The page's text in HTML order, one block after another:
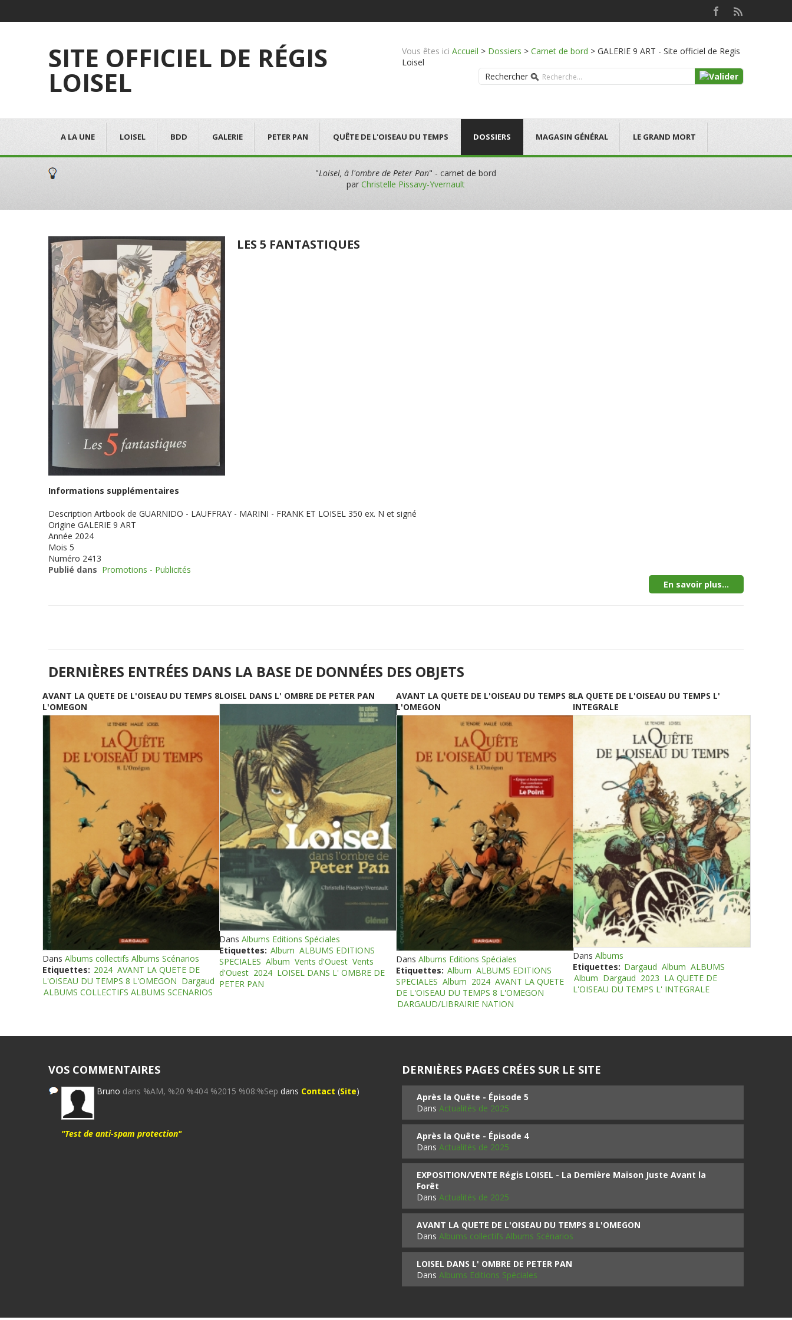
SITE OFFICIEL DE RÉGIS
LOISEL
Vous êtes ici Accueil > Dossiers > Carnet de bord > GALERIE 9 ART - Site officiel de Regis
Loisel
Rechercher
A LA UNE LOISEL BDD GALERIE PETER PAN QUÊTE DE L'OISEAU DU TEMPS DOSSIERS MAGASIN GÉNÉRAL LE GRAND MORT
"Loisel, à l'ombre de Peter Pan" - carnet de bord
par Christelle Pissavy-Yvernault
LES 5 FANTASTIQUES
Informations supplémentaires
Description Artbook de GUARNIDO - LAUFFRAY - MARINI - FRANK ET LOISEL 350 ex. N et signé
Origine GALERIE 9 ART
Année 2024
Mois 5
Numéro 2413
Publié dans Promotions - Publicités
En savoir plus...
DERNIÈRES ENTRÉES DANS LA BASE DE DONNÉES DES OBJETS
AVANT LA QUETE DE L'OISEAU DU TEMPS 8
L'OMEGON
Dans Albums collectifs Albums Scénarios
Etiquettes: 2024 AVANT LA QUETE DE
L'OISEAU DU TEMPS 8 L'OMEGON Dargaud
ALBUMS COLLECTIFS ALBUMS SCENARIOS
LOISEL DANS L' OMBRE DE PETER PAN
Dans Albums Editions Spéciales
Etiquettes: Album ALBUMS EDITIONS
SPECIALES Album Vents d'Ouest Vents
d'Ouest 2024 LOISEL DANS L' OMBRE DE
PETER PAN
AVANT LA QUETE DE L'OISEAU DU TEMPS 8
L'OMEGON
Dans Albums Editions Spéciales
Etiquettes: Album ALBUMS EDITIONS
SPECIALES Album 2024 AVANT LA QUETE
DE L'OISEAU DU TEMPS 8 L'OMEGON
DARGAUD/LIBRAIRIE NATION
LA QUETE DE L'OISEAU DU TEMPS L'
INTEGRALE
Dans Albums
Etiquettes: Dargaud Album ALBUMS
Album Dargaud 2023 LA QUETE DE
L'OISEAU DU TEMPS L' INTEGRALE
VOS COMMENTAIRES
Bruno dans %AM, %20 %404 %2015 %08:%Sep dans Contact (Site)
"Test de anti-spam protection"
DERNIÈRES PAGES CRÉES SUR LE SITE
Après la Quête - Épisode 5
Dans Actualités de 2025
Après la Quête - Épisode 4
Dans Actualités de 2025
EXPOSITION/VENTE Régis LOISEL - La Dernière Maison Juste Avant la
Forêt
Dans Actualités de 2025
AVANT LA QUETE DE L'OISEAU DU TEMPS 8 L'OMEGON
Dans Albums collectifs Albums Scénarios
LOISEL DANS L' OMBRE DE PETER PAN
Dans Albums Editions Spéciales